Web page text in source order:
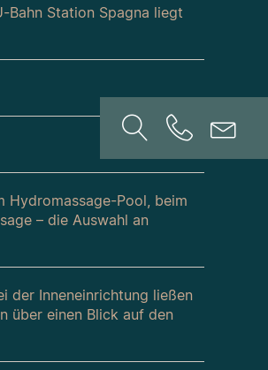
Bahn Station Spagna liegt
Hydromassage-Pool, beim
– die Auswahl an
der Inneneinrichtung ließen
über einen Blick auf den